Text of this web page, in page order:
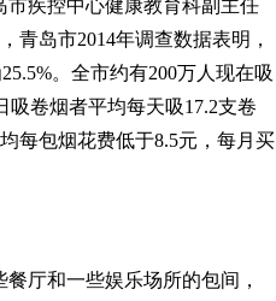
市疾控中心健康教育科副主任
青岛市2014年调查数据表明，
。全市约有200万人现在吸
吸卷烟者平均每天吸17.2支卷
每包烟花费低于8.5元，每月买
厅和一些娱乐场所的包间，